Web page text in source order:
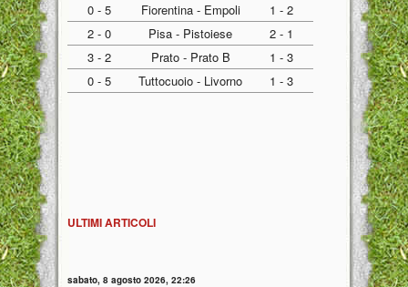
0 - 5
Fiorentina - Empoli
1 - 2
2 - 0
Pisa - Pistoiese
2 - 1
3 - 2
Prato - Prato B
1 - 3
0 - 5
Tuttocuoio - Livorno 1 - 3
ULTIMI ARTICOLI
sabato, 8 agosto 2026, 22:26